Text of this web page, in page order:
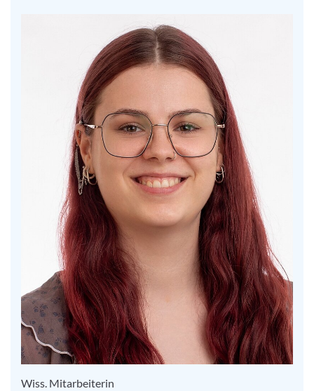
Wiss. Mitarbeiterin